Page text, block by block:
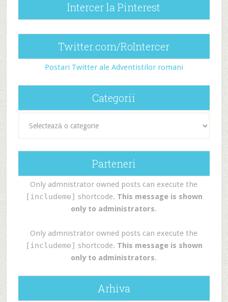
Intercer la Pinterest
Twitter.com/RoIntercer
Postari Twitter ale Adventistilor romani
Categorii
Parteneri
Only admnistrator owned posts can execute the
[includeme] shortcode. This message is shown
only to administrators.
Only admnistrator owned posts can execute the
[includeme] shortcode. This message is shown
only to administrators.
Arhiva